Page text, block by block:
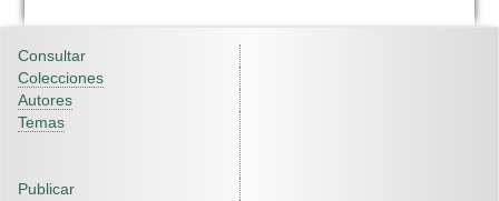
Consultar
Colecciones
Autores
Temas
Publicar